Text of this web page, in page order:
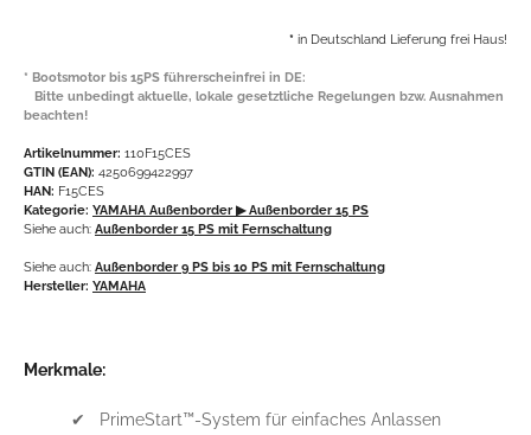
* in Deutschland Lieferung frei Haus!
* Bootsmotor bis 15PS führerscheinfrei in DE:
Bitte unbedingt aktuelle, lokale gesetztliche Regelungen bzw. Ausnahmen
beachten!
Artikelnummer: 110F15CES
GTIN (EAN): 4250699422997
HAN: F15CES
Kategorie: YAMAHA Außenborder▶ Außenborder 15 PS
Siehe auch: Außenborder 15 PS mit Fernschaltung
Siehe auch: Außenborder 9 PS bis 10 PS mit Fernschaltung
Hersteller: YAMAHA
Merkmale:
✔ PrimeStart™-System für einfaches Anlassen